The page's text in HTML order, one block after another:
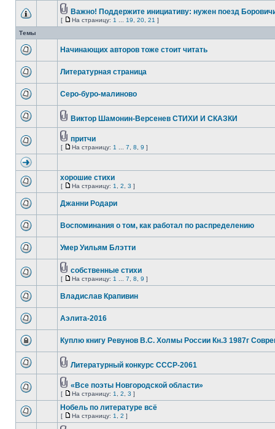
Важно! Поддержите инициативу: нужен поезд
[ На страницу: 1 19 20 21 ]
Темы
Начинающих авторов тоже стоит читать
Литературная страница
Серо-буро-малиново
Виктор Шамонин-Версенев СТИХИ И СКАЗКИ
притчи
[ На страницу: 1 7 8 9 ]
хорошие стихи
[ На страницу: 1 2 3 ]
Джанни Родари
Воспоминания о том, как работал по распределению
Умер Уильям Блэтти
собственные стихи
[ На страницу: 1 7 8 9 ]
Владислав Крапивин
Аэлита-2016
Куплю книгу Ревунов В.С. Холмы России Кн.3 1987г
Литературный конкурс СССР-2061
«Все поэты Новгородской области»
[ На страницу: 1 2 3 ]
Нобель по литературе всё
[ На страницу: 1 2 ]